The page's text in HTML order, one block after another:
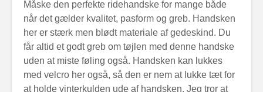
Måske den perfekte ridehandske for mange både
når det gælder kvalitet, pasform og greb. Handsken
her er stærk men blødt materiale af gedeskind. Du
får altid et godt greb om tøjlen med denne handske
uden at miste føling også. Handsken kan lukkes
med velcro her også, så den er nem at lukke tæt for
at holde vinterkulden ude af handsken. Jeg tror at